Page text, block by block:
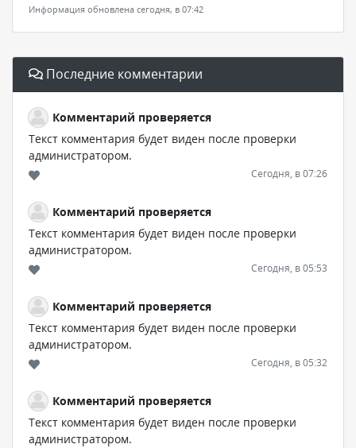
Информация обновлена сегодня, в 07:42
Последние комментарии
Комментарий проверяется
Текст комментария будет виден после проверки
администратором.
Сегодня, в 07:26
Комментарий проверяется
Текст комментария будет виден после проверки
администратором.
Сегодня, в 05:53
Комментарий проверяется
Текст комментария будет виден после проверки
администратором.
Сегодня, в 05:32
Комментарий проверяется
Текст комментария будет виден после проверки
администратором.